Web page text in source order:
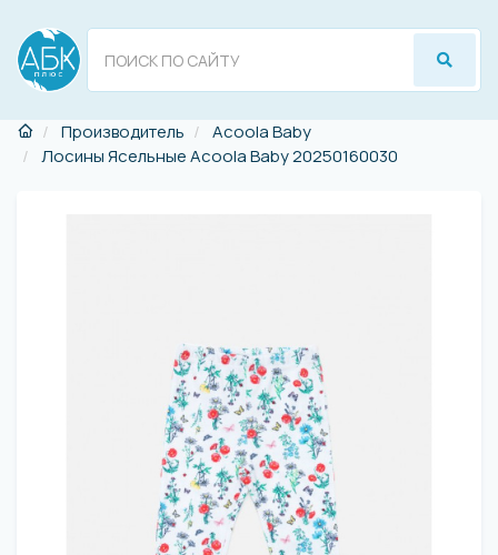
Производитель
Acoola Baby
Лосины Ясельные Acoola Baby 20250160030